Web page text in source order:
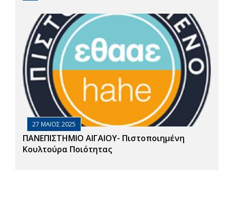
27 ΜΑΙΟΣ 2025
ΠΑΝΕΠΙΣΤΗΜΙΟ ΑΙΓΑΙΟΥ- Πιστοποιημένη
Κουλτούρα Ποιότητας